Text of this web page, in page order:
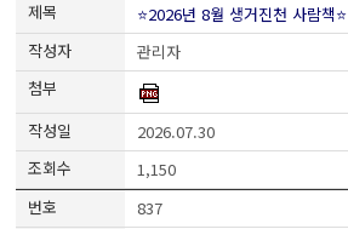
⭐2026년 8월 생거진천 사람책⭐
관리자
2026.07.30
1,150
837